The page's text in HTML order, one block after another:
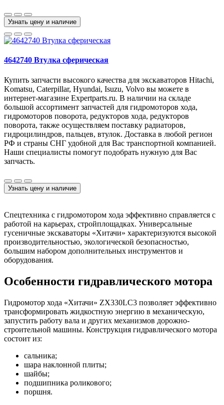
Узнать цену и наличие
4642740 Втулка сферическая
Купить запчасти высокого качества для экскаваторов Hitachi,
Komatsu, Caterpillar, Hyundai, Isuzu, Volvo вы можете в
интернет-магазине Expertparts.ru. В наличии на складе
большой ассортимент запчастей для гидромоторов хода,
гидромоторов поворота, редукторов хода, редукторов
поворота, также осуществляем поставку радиаторов,
гидроцилиндров, пальцев, втулок. Доставка в любой регион
РФ и страны СНГ удобной для Вас транспортной компанией.
Наши специалисты помогут подобрать нужную для Вас
запчасть.
Узнать цену и наличие
Спецтехника с гидромотором хода эффективно справляется с
работой на карьерах, стройплощадках. Универсальные
гусеничные экскаваторы «Хитачи» характеризуются высокой
производительностью, экологической безопасностью,
большим набором дополнительных инструментов и
оборудования.
Особенности гидравлического мотора
Гидромотор хода «Хитачи» ZX330LC3 позволяет эффективно
трансформировать жидкостную энергию в механическую,
запустить работу вала и других механизмов дорожно-
строительной машины. Конструкция гидравлического мотора
состоит из:
сальника;
шара наклонной плиты;
шайбы;
подшипника роликового;
поршня.